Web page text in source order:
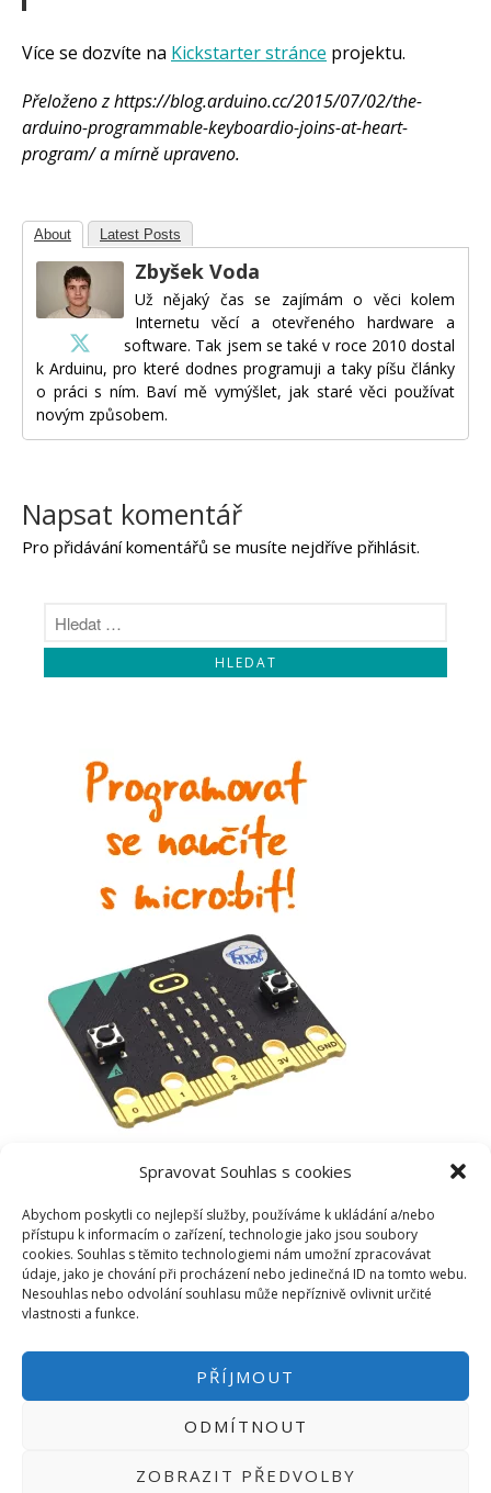
Spravovat Souhlas s cookies
Abychom poskytli co nejlepší služby, používáme k ukládání a/nebo
přístupu k informacím o zařízení, technologie jako jsou soubory
cookies. Souhlas s těmito technologiemi nám umožní zpracovávat
údaje, jako je chování při procházení nebo jedinečná ID na tomto webu.
Nesouhlas nebo odvolání souhlasu může nepříznivě ovlivnit určité
vlastnosti a funkce.
PŘÍJMOUT
ODMÍTNOUT
ZOBRAZIT PŘEDVOLBY
Více se dozvíte na Kickstarter stránce projektu.
Přeloženo z https://blog.arduino.cc/2015/07/02/the-
arduino-programmable-keyboardio-joins-at-heart-
program/ a mírně upraveno.
About Latest Posts
Zbyšek Voda
Už nějaký čas se zajímám o věci kolem
Internetu věcí a otevřeného hardware a
software. Tak jsem se také v roce 2010 dostal
k Arduinu, pro které dodnes programuji a taky píšu články
o práci s ním. Baví mě vymýšlet, jak staré věci používat
novým způsobem.
Napsat komentář
Pro přidávání komentářů se musíte nejdříve přihlásit.
PŘIHLÁSIT SE|
BASTLÍRNU PROVOZUJE E-SHOP